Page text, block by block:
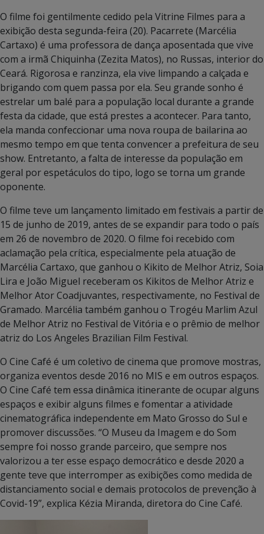
O filme foi gentilmente cedido pela Vitrine Filmes para a
exibição desta segunda-feira (20). Pacarrete (Marcélia
Cartaxo) é uma professora de dança aposentada que vive
com a irmã Chiquinha (Zezita Matos), no Russas, interior do
Ceará. Rigorosa e ranzinza, ela vive limpando a calçada e
brigando com quem passa por ela. Seu grande sonho é
estrelar um balé para a população local durante a grande
festa da cidade, que está prestes a acontecer. Para tanto,
ela manda confeccionar uma nova roupa de bailarina ao
mesmo tempo em que tenta convencer a prefeitura de seu
show. Entretanto, a falta de interesse da população em
geral por espetáculos do tipo, logo se torna um grande
oponente.
O filme teve um lançamento limitado em festivais a partir de
15 de junho de 2019, antes de se expandir para todo o país
em 26 de novembro de 2020. O filme foi recebido com
aclamação pela crítica, especialmente pela atuação de
Marcélia Cartaxo, que ganhou o Kikito de Melhor Atriz, Soia
Lira e João Miguel receberam os Kikitos de Melhor Atriz e
Melhor Ator Coadjuvantes, respectivamente, no Festival de
Gramado. Marcélia também ganhou o Trogéu Marlim Azul
de Melhor Atriz no Festival de Vitória e o prêmio de melhor
atriz do Los Angeles Brazilian Film Festival.
O Cine Café é um coletivo de cinema que promove mostras,
organiza eventos desde 2016 no MIS e em outros espaços.
O Cine Café tem essa dinâmica itinerante de ocupar alguns
espaços e exibir alguns filmes e fomentar a atividade
cinematográfica independente em Mato Grosso do Sul e
promover discussões. “O Museu da Imagem e do Som
sempre foi nosso grande parceiro, que sempre nos
valorizou a ter esse espaço democrático e desde 2020 a
gente teve que interromper as exibições como medida de
distanciamento social e demais protocolos de prevenção à
Covid-19”, explica Kézia Miranda, diretora do Cine Café.